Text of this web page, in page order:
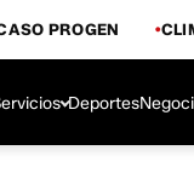
PROGEN
Deportes